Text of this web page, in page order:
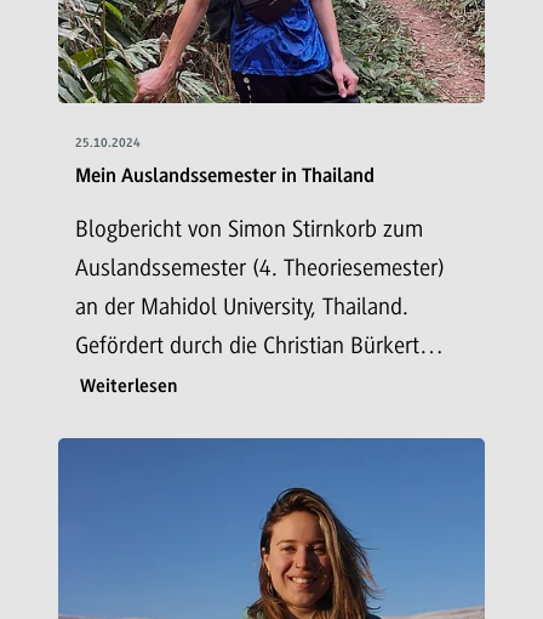
25.10.2024
Mein Auslandssemester in Thailand
Blogbericht von Simon Stirnkorb zum
Auslandssemester (4. Theoriesemester)
an der Mahidol University, Thailand.
Gefördert durch die Christian Bürkert…
Weiterlesen